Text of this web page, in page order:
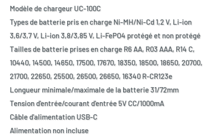
Modèle de chargeur UC-100C
Types de batterie pris en charge Ni-MH/Ni-Cd 1,2 V, Li-ion
3,6/3,7 V, Li-ion 3,8/3,85 V, Li-FePO4 protégé et non protégé
Tailles de batterie prises en charge R6 AA, R03 AAA, R14 C,
10440, 14500, 14650, 17500, 17670, 18350, 18500, 18650, 20700,
21700, 22650, 25500, 26500, 26650, 16340 R-CR123e
Longueur minimale/maximale de la batterie 31/72mm
Tension d'entrée/courant d'entrée 5V CC/1000mA
Câble d'alimentation USB-C
Alimentation non incluse